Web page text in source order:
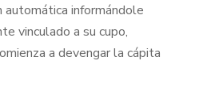
automática informándole
vinculado a su cupo,
a devengar la cápita